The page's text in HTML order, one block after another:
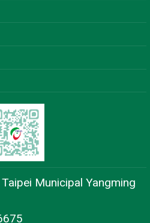
Taipei Municipal Yangming